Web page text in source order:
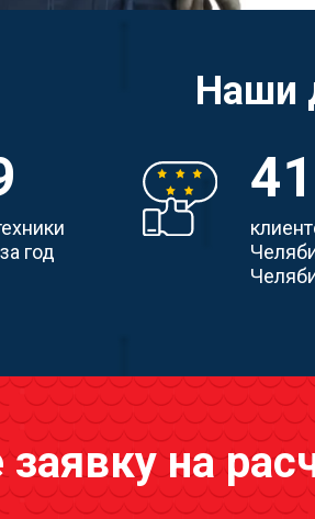
Наши
год
заявку на